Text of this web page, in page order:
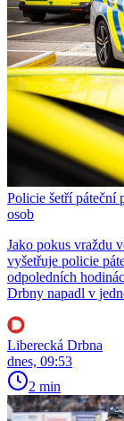
Policie šetří páteční
osob
Jako pokus vraždu
vyšetřuje policie
odpoledních
Drbny napadl v
Liberecká Drbna
dnes, 09:53
2 min